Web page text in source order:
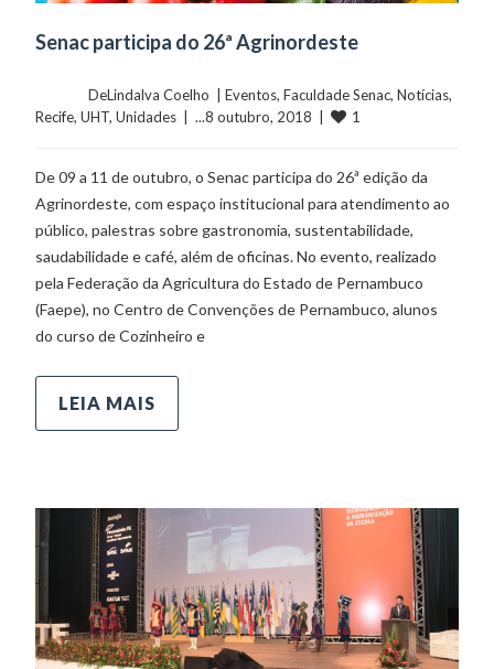
Senac participa do 26ª Agrinordeste
	    	DeLindalva Coelho  |
Eventos, Faculdade Senac, Notícias
Recife, UHT, Unidades
  |  ...8 outubro, 2018  |
1
De 09 a 11 de outubro, o Senac participa do 26ª edição da
Agrinordeste, com espaço institucional para atendimento ao
público, palestras sobre gastronomia, sustentabilidade,
saudabilidade e café, além de oficinas. No evento, realizado
pela Federação da Agricultura do Estado de Pernambuco
(Faepe), no Centro de Convenções de Pernambuco, alunos
do curso de Cozinheiro e
LEIA MAIS